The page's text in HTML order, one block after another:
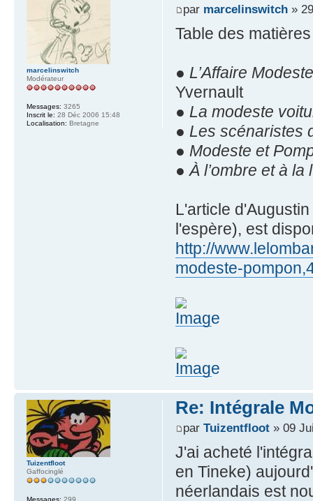
par marcelinswitch»
Table des
● L’Affaire
Yvernault
● La modeste
● Les scénaristes
● Modeste et
● À l’ombre et à
L'article
l'espère), est
http://
modeste-
marcelinswitch
Modérateur
Messages: 3265
Inscrit le: 28 Déc 2006 15:48
Localisation: Bretagne
Re: Intégrale
par Tuizentfloot» 09
J'ai acheté
en Tineke)
néerlandais est
Tuizentfloot
Gaffocinglé
Messages: 299